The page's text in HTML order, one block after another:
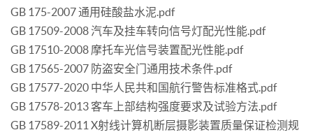
GB 175-2007 通用硅酸盐水泥.pdf
GB 17509-2008 汽车及挂车转向信号灯配光性能.pdf
GB 17510-2008 摩托车光信号装置配光性能.pdf
GB 17565-2007 防盗安全门通用技术条件.pdf
GB 17577-2020 中华人民共和国航行警告标准格式.pdf
GB 17578-2013 客车上部结构强度要求及试验方法.pdf
GB 17589-2011 X射线计算机断层摄影装置质量保证检测规